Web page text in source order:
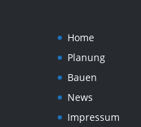
Home
Planung
Bauen
News
Impressum